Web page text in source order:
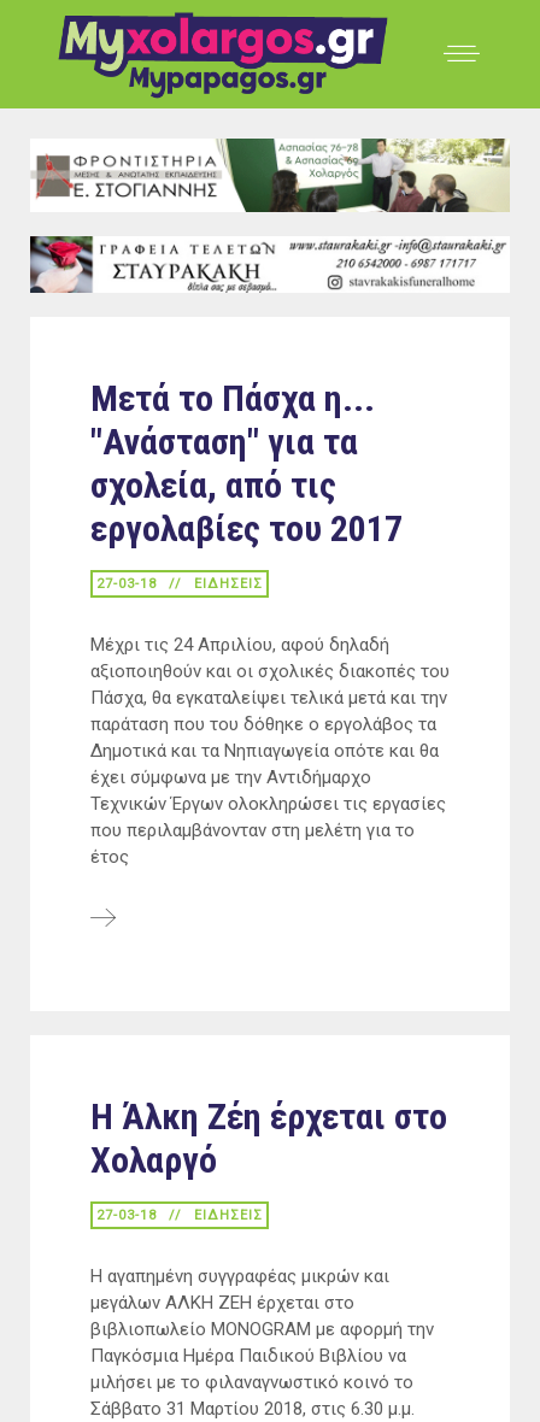
Μετά το Πάσχα η...
"Ανάσταση" για τα
σχολεία, από τις
εργολαβίες του 2017
27-03-18 ΕΙΔΉΣΕΙΣ
Μέχρι τις 24 Απριλίου, αφού δηλαδή
αξιοποιηθούν και οι σχολικές διακοπές του
Πάσχα, θα εγκαταλείψει τελικά μετά και την
παράταση που του δόθηκε ο εργολάβος τα
Δημοτικά και τα Νηπιαγωγεία οπότε και θα
έχει σύμφωνα με την Αντιδήμαρχο
Τεχνικών Έργων ολοκληρώσει τις εργασίες
που περιλαμβάνονταν στη μελέτη για το
έτος
Η Άλκη Ζέη έρχεται στο
Χολαργό
27-03-18 ΕΙΔΉΣΕΙΣ
Η αγαπημένη συγγραφέας μικρών και
μεγάλων ΑΛΚΗ ΖΕΗ έρχεται στο
βιβλιοπωλείο MONOGRAM με αφορμή την
Παγκόσμια Ημέρα Παιδικού Βιβλίου να
μιλήσει με το φιλαναγνωστικό κοινό το
Σάββατο 31 Μαρτίου 2018, στις 6.30 μ.μ.